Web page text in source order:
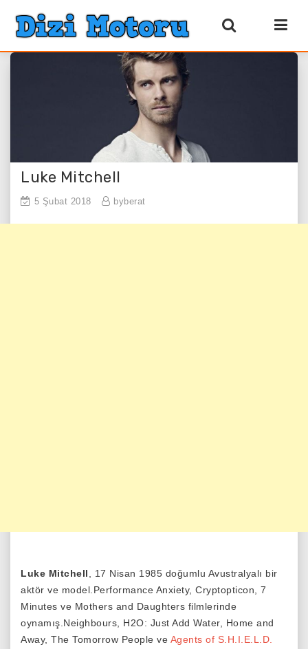
Luke Mitchell
5 Şubat 2018 byberat
Luke Mitchell , 17 Nisan 1985 doğumlu Avustralyalı bir
aktör ve model.Performance Anxiety, Cryptopticon, 7
Minutes ve Mothers and Daughters filmlerinde
oynamış.Neighbours, H2O: Just Add Water, Home and
Away, The Tomorrow People ve Agents of S.H.I.E.L.D.